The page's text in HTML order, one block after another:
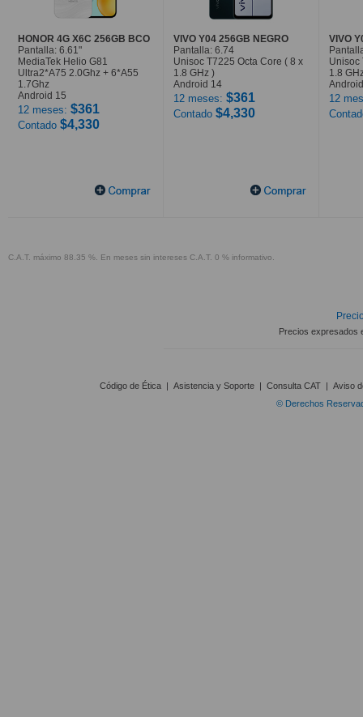
HONOR 4G X6C 256GB BCO
Pantalla: 6.61"
MediaTek Helio G81
Ultra2*A75 2.0Ghz + 6*A55
1.7Ghz
Android 15
12 meses: $361
Contado $4,330
VIVO Y04 256GB NEGRO
Pantalla: 6.74
Unisoc T7225 Octa Core ( 8 x
1.8 GHz )
Android 14
12 meses: $361
Contado $4,330
VIVO
Unisoc
1.8
12
C.A.T. máximo 88.35 %. En meses sin intereses C.A.T. 0 % informativo.
Precios expresados
Código de Ética | Asistencia y Soporte | Consulta CAT | Aviso
© Derechos